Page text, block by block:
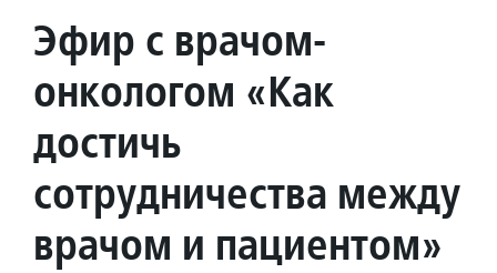
Эфир с врачом-
онкологом «Как
достичь
сотрудничества между
врачом и пациентом»